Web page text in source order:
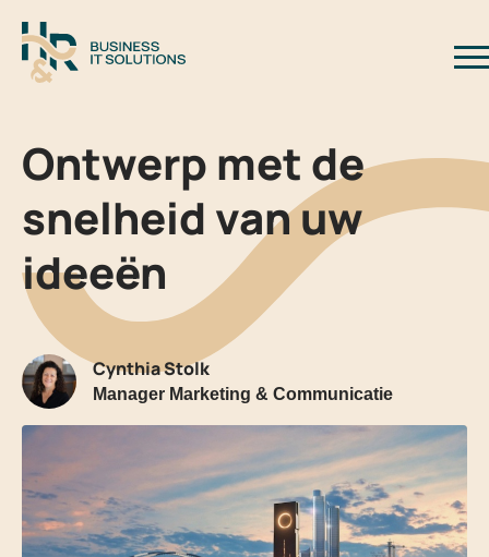
Ontwerp met de
snelheid van uw
ideeën
Cynthia Stolk
Manager Marketing & Communicatie